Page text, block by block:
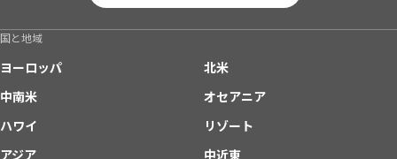
国と地域
ヨーロッパ
北米
中南米
オセアニア
ハワイ
リゾート
アジア
中近東